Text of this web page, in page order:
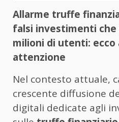
Allarme truffe
falsi investimenti
milioni di utenti: ecco
attenzione
Nel contesto attuale,
crescente diffusione
digitali dedicate agli